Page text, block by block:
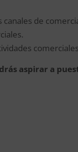
de
aspirar a